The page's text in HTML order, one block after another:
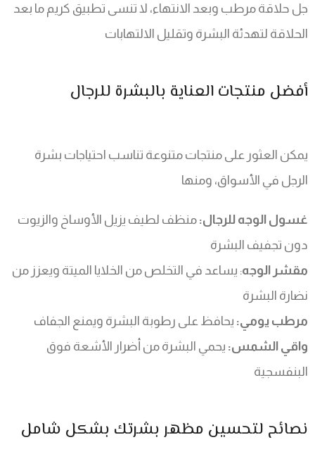
جل حلاقة مرطب وبعد الانتهاء، لا تنسى تطبيق كريم ما بعد
الحلاقة لتهدئة البشرة وتقليل الالتهابات
أفضل منتجات العناية بالبشرة للرجال
يمكن العثور على منتجات متنوعة تناسب احتياجات بشرة
الرجل في الأسواق، ومنها
غسول الوجه للرجال: منظف لطيف يزيل الأوساخ والزيوت
دون تجفيف البشرة
مقشر الوجه: يساعد في التخلص من الخلايا الميتة ويعزز من
نضارة البشرة
مرطب يومي: يحافظ على رطوبة البشرة ويمنع الجفاف
واقي الشمس: يحمي البشرة من أضرار الأشعة فوق
البنفسجية
نصائح لتحسين مظهر بشرتك بشكل شامل